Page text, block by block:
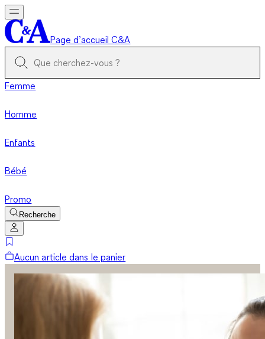
Page d’accueil C&A
Femme
Homme
Enfants
Bébé
Promo
Recherche
Aucun article dans le panier